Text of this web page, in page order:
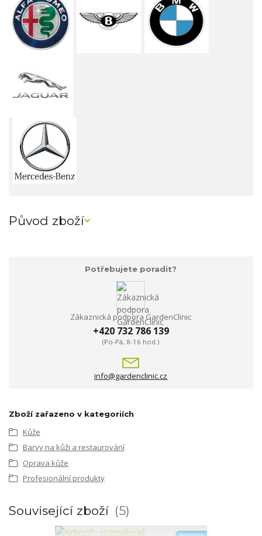
Původ zboží
Potřebujete poradit?
Zákaznická podpora GardenClinic
+420 732 786 139
(Po-Pá, 8-16 hod.)
info@gardenclinic.cz
Zboží zařazeno v kategoriích
Kůže
Barvy na kůži a restaurování
Oprava kůže
Profesionální produkty
Související zboží 5